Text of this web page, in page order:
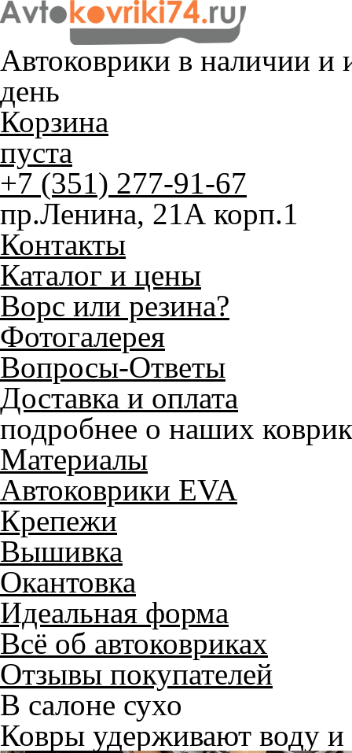
Автоковрики в наличии и
день
Корзина
пуста
+7 (351) 277-91-67
пр.Ленина, 21А корп.1
Контакты
Каталог и цены
Ворс или резина?
Фотогалерея
Вопросы-Ответы
Доставка и оплата
подробнее о наших
Материалы
Автоковрики EVA
Крепежи
Вышивка
Окантовка
Идеальная форма
Всё об автоковриках
Отзывы покупателей
В салоне сухо
Ковры удерживают воду и